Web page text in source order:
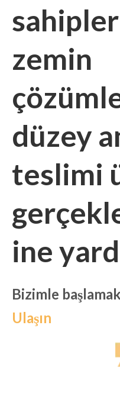
zemin
düzey
teslimi
ine
Bizimle
Ulaşın